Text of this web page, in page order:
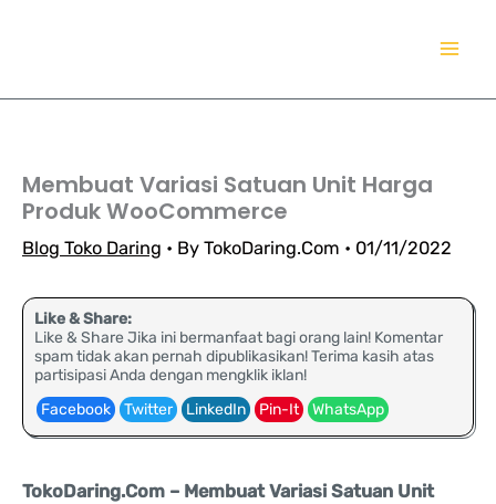
Membuat Variasi Satuan Unit Harga
Produk WooCommerce
Blog Toko Daring • By TokoDaring.Com • 01/11/2022
Like & Share:
Like & Share Jika ini bermanfaat bagi orang lain! Komentar
spam tidak akan pernah dipublikasikan! Terima kasih atas
partisipasi Anda dengan mengklik iklan!
Facebook
Twitter LinkedIn Pin-It WhatsApp
TokoDaring.Com – Membuat Variasi Satuan Unit